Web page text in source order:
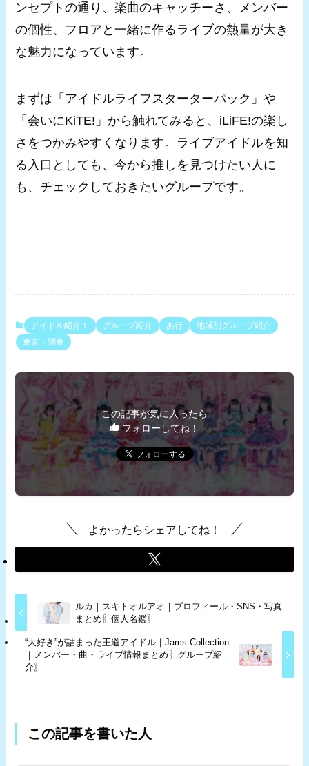
ンセプトの通り、楽曲のキャッチーさ、メンバー
の個性、フロアと一緒に作るライブの熱量が大き
な魅力になっています。
まずは「アイドルライフスターターパック」や
「会いにKiTE!」から触れてみると、iLiFE!の楽し
さをつかみやすくなります。ライブアイドルを知
る入口としても、今から推しを見つけたい人に
も、チェックしておきたいグループです。
アイドル紹介！ グループ紹介 あ行
地域別グループ紹介
東京・関東
この記事が気に入ったら
フォローしてね！
よかったらシェアしてね！
ルカ｜スキトオルアオ｜プロフィール・SNS・写真
まとめ〖個人名鑑〗
“大好き”が詰まった王道アイドル｜Jams Collection
｜メンバー・曲・ライブ情報まとめ〖グループ紹
介〗
この記事を書いた人